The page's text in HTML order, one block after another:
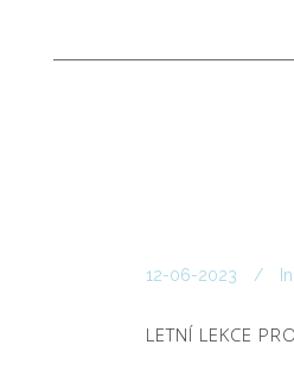
12-06-2023 In
LETNÍ LEKCE